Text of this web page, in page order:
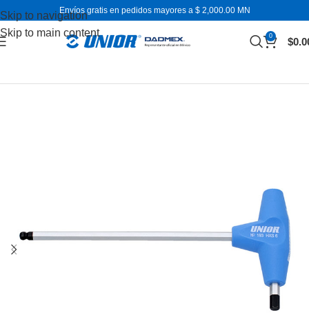
Skip to navigation
Skip to main content
Envíos gratis en pedidos mayores a $ 2,000.00 MN
0 $